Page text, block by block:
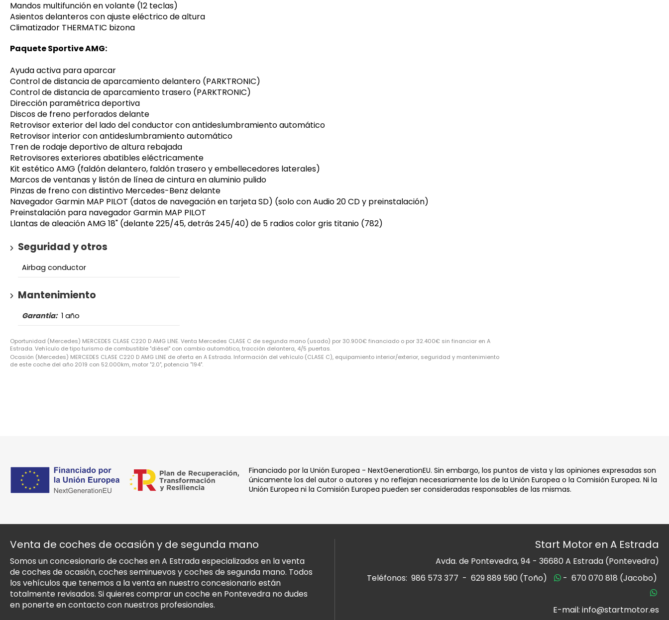
Mandos multifunción en volante (12 teclas)
Asientos delanteros con ajuste eléctrico de altura
Climatizador THERMATIC bizona
Paquete Sportive AMG:
Ayuda activa para aparcar
Control de distancia de aparcamiento delantero (PARKTRONIC)
Control de distancia de aparcamiento trasero (PARKTRONIC)
Dirección paramétrica deportiva
Discos de freno perforados delante
Retrovisor exterior del lado del conductor con antideslumbramiento automático
Retrovisor interior con antideslumbramiento automático
Tren de rodaje deportivo de altura rebajada
Retrovisores exteriores abatibles eléctricamente
Kit estético AMG (faldón delantero, faldón trasero y embellecedores laterales)
Marcos de ventanas y listón de línea de cintura en aluminio pulido
Pinzas de freno con distintivo Mercedes-Benz delante
Navegador Garmin MAP PILOT (datos de navegación en tarjeta SD) (solo con Audio 20 CD y preinstalación)
Preinstalación para navegador Garmin MAP PILOT
Llantas de aleación AMG 18" (delante 225/45, detrás 245/40) de 5 radios color gris titanio (782)
Seguridad y otros
Airbag conductor
Mantenimiento
Garantia: 1 año
Oportunidad (Mercedes) MERCEDES CLASE C220 D AMG LINE. Venta Mercedes CLASE C de segunda mano (usado) por 30.900€ financiado o por 32.400€ sin financiar en A
Estrada. Vehículo de tipo turismo de combustible "diésel" con cambio automático, tracción delantera, 4/5 puertas.
Ocasión (Mercedes) MERCEDES CLASE C220 D AMG LINE de oferta en A Estrada. Información del vehículo (CLASE C), equipamiento interior/exterior, seguridad y mantenimiento
de este coche del año 2019 con 52.000km, motor "2.0", potencia "194".
Financiado por la Unión Europea - NextGenerationEU. Sin embargo, los puntos de vista y las opiniones expresadas son
únicamente los del autor o autores y no reflejan necesariamente los de la Unión Europea o la Comisión Europea. Ni la
Unión Europea ni la Comisión Europea pueden ser consideradas responsables de las mismas.
Venta de coches de ocasión y de segunda mano
Somos un concesionario de coches en A Estrada especializados en la venta
de coches de ocasión, coches seminuevos y coches de segunda mano. Todos
los vehículos que tenemos a la venta en nuestro concesionario están
totalmente revisados. Si quieres comprar un coche en Pontevedra no dudes
en ponerte en contacto con nuestros profesionales.
Start Motor en A Estrada
Avda. de Pontevedra, 94 - 36680 A Estrada (Pontevedra)
Teléfonos: 986 573 377 - 629 889 590 (Toño) - 670 070 818 (Jacobo)
E-mail: info@startmotor.es